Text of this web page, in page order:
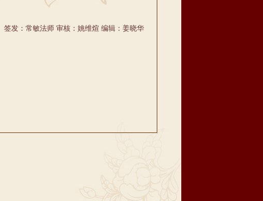
签发：常敏法师 审核：姚维煊 编辑：姜晓华